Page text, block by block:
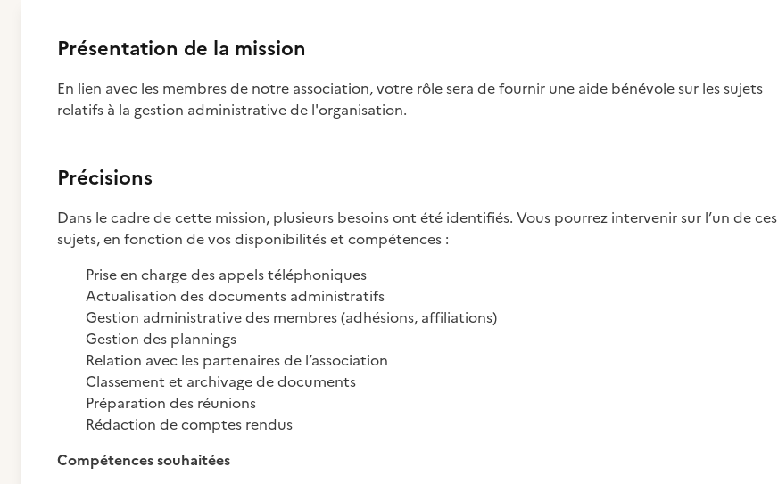
Présentation de la mission
En lien avec les membres de notre association, votre rôle sera de fournir une aide bénévole sur les sujets
relatifs à la gestion administrative de l'organisation.
Précisions
Dans le cadre de cette mission, plusieurs besoins ont été identifiés. Vous pourrez intervenir sur l’un de ces
sujets, en fonction de vos disponibilités et compétences :
Prise en charge des appels téléphoniques
Actualisation des documents administratifs
Gestion administrative des membres (adhésions, affiliations)
Gestion des plannings
Relation avec les partenaires de l’association
Classement et archivage de documents
Préparation des réunions
Rédaction de comptes rendus
Compétences souhaitées